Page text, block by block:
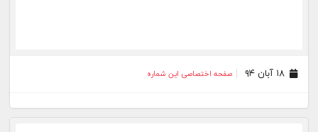
۱۸ آبان ۹۴ صفحه اختصاصی این شماره